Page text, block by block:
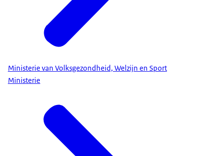
Ministerie van Volksgezondheid, Welzijn en Sport
Ministerie